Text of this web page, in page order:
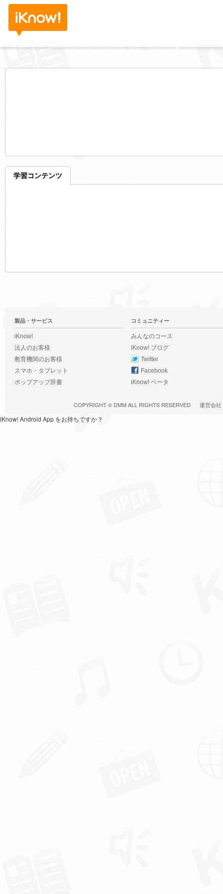
学習コンテンツ
製品・サービス
iKnow!
法人のお客様
教育機関のお客様
スマホ・タブレット
ポップアップ辞書
コミュニティー
みんなのコース
iKnow! ブログ
Twitter
Facebook
iKnow! ベータ
COPYRIGHT © DMMALL RIGHTS RESERVED 運営会社
iKnow! Android App をお持ちですか？